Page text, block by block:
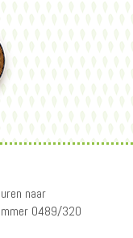
naar
0489/320